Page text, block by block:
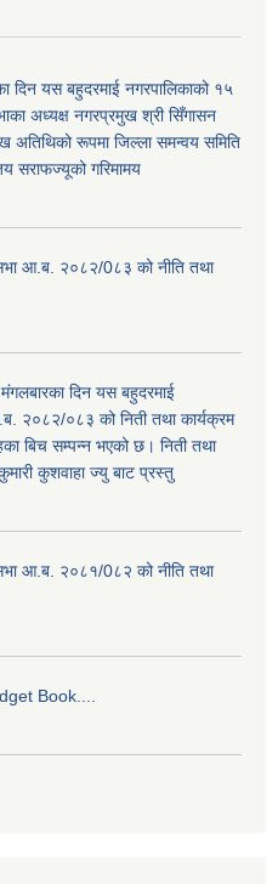
दिन यस बहुदरमाई नगरपालिकाको १५
अध्यक्ष नगरप्रमुख श्री सिँगासन
अतिथिको रूपमा जिल्ला समन्वय समिति
सराफज्यूको गरिमामय
सभा आ.ब. २०८२/0८३ को नीति तथा
दिन यस बहुदरमाई
२०८२/०८३ को निती तथा कार्यक्रम
बिच सम्पन्न भएको छ। निती तथा
कुशवाहा ज्यु बाट प्रस्तु
सभा आ.ब. २०८१/0८२ को नीति तथा
Book....